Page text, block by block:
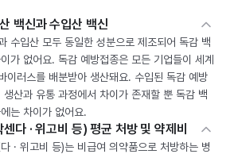
백신과 수입산 백신
수입산 모두 동일한 성분으로 제조되어 독감 백
가 없어요. 독감 예방접종은 모든 기업들이 세계
이러스를 배분받아 생산돼요. 수입된 독감 예방
산과 유통 과정에서 차이가 존재할 뿐 독감 백
는 차이가 없어요.
다 · 위고비 등) 평균 처방 및 약제비
· 위고비 등)는 비급여 의약품으로 처방하는 병